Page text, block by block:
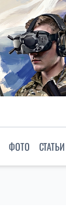
ФОТО СТАТЬИ